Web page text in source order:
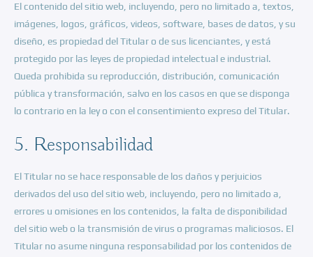
El contenido del sitio web, incluyendo, pero no limitado a, textos,
imágenes, logos, gráficos, videos, software, bases de datos, y su
diseño, es propiedad del Titular o de sus licenciantes, y está
protegido por las leyes de propiedad intelectual e industrial.
Queda prohibida su reproducción, distribución, comunicación
pública y transformación, salvo en los casos en que se disponga
lo contrario en la ley o con el consentimiento expreso del Titular.
5. Responsabilidad
El Titular no se hace responsable de los daños y perjuicios
derivados del uso del sitio web, incluyendo, pero no limitado a,
errores u omisiones en los contenidos, la falta de disponibilidad
del sitio web o la transmisión de virus o programas maliciosos. El
Titular no asume ninguna responsabilidad por los contenidos de